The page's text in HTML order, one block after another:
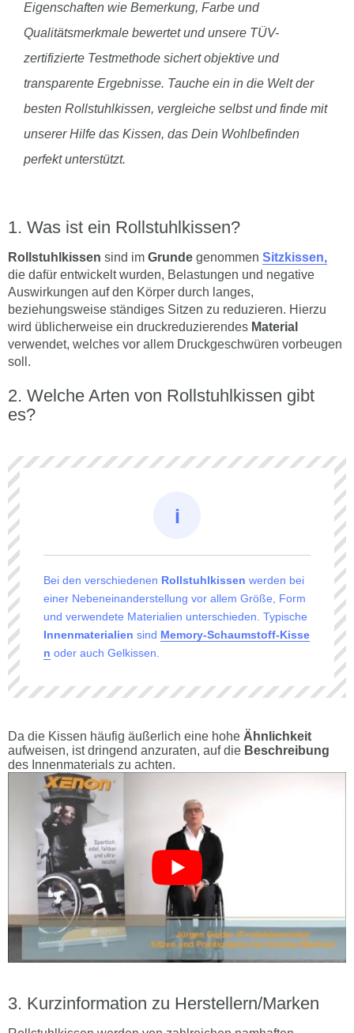
Eigenschaften wie Bemerkung, Farbe und
Qualitätsmerkmale bewertet und unsere TÜV-
zertifizierte Testmethode sichert objektive und
transparente Ergebnisse. Tauche ein in die Welt der
besten Rollstuhlkissen, vergleiche selbst und finde mit
unserer Hilfe das Kissen, das Dein Wohlbefinden
perfekt unterstützt.
Was ist ein Rollstuhlkissen?
Rollstuhlkissen sind im Grunde genommen Sitzkissen,
die dafür entwickelt wurden, Belastungen und negative
Auswirkungen auf den Körper durch langes,
beziehungsweise ständiges Sitzen zu reduzieren. Hierzu
wird üblicherweise ein druckreduzierendes Material
verwendet, welches vor allem Druckgeschwüren vorbeugen
soll.
Welche Arten von Rollstuhlkissen gibt
es?
Bei den verschiedenen Rollstuhlkissen werden bei
einer Nebeneinanderstellung vor allem Größe, Form
und verwendete Materialien unterschieden. Typische
Innenmaterialien sind Memory-Schaumstoff-Kisse
n oder auch Gelkissen.
Da die Kissen häufig äußerlich eine hohe Ähnlichkeit
aufweisen, ist dringend anzuraten, auf die Beschreibung
des Innenmaterials zu achten.
Kurzinformation zu Herstellern/Marken